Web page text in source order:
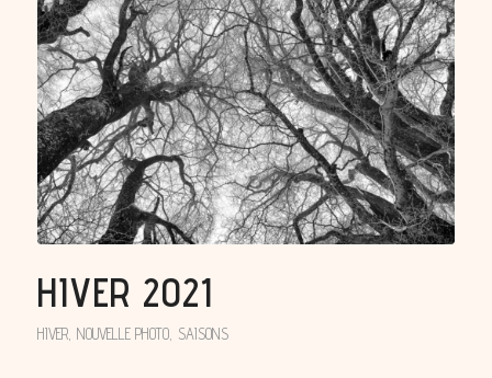
HIVER 2021
HIVER, NOUVELLE PHOTO, SAISONS